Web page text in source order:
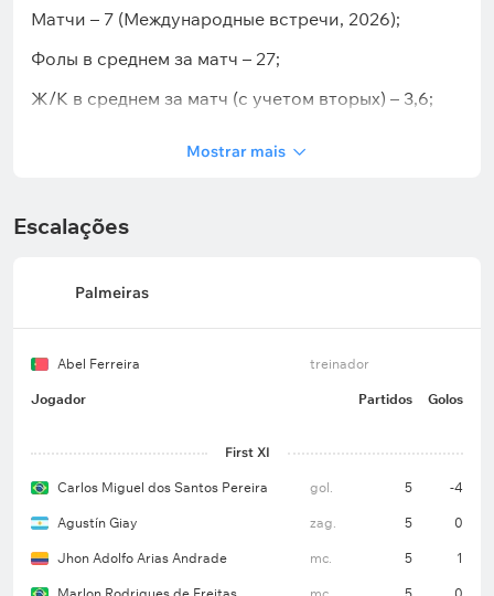
Матчи – 7 (Международные встречи, 2026);
Фолы в среднем за матч – 27;
Ж/К в среднем за матч (с учетом вторых) – 3,6;
Mostrar mais
Escalações
Palmeiras
Abel Ferreira treinador
Jogador Partidos Golos
First XI
Carlos Miguel dos Santos Pereira gol. 5 -4
Agustín Giay zag. 5 0
Jhon Adolfo Arias Andrade mc. 5 1